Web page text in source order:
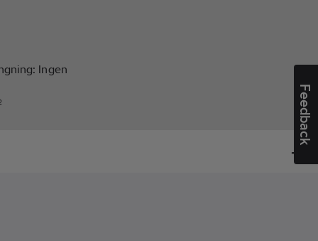
Feedback
Ingen